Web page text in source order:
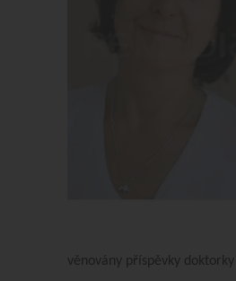
věnovány příspěvky